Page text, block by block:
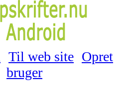
Til web site Opret
bruger